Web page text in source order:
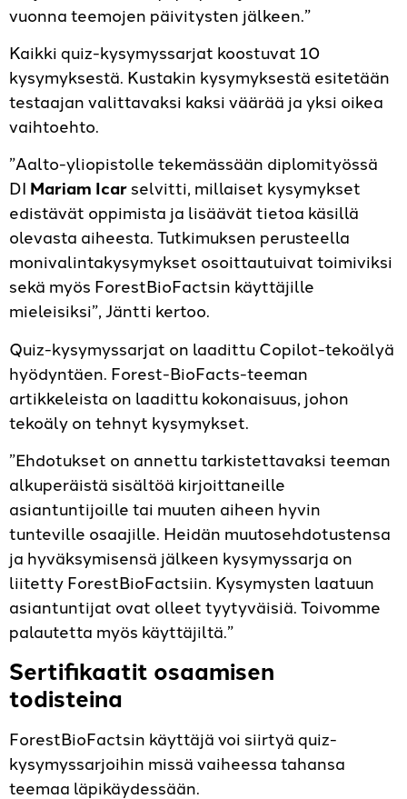
vuonna teemojen päivitysten jälkeen.”
Kaikki quiz-kysymyssarjat koostuvat 10
kysymyksestä. Kustakin kysymyksestä esitetään
testaajan valittavaksi kaksi väärää ja yksi oikea
vaihtoehto.
”Aalto-yliopistolle tekemässään diplomityössä
DI Mariam Icarselvitti, millaiset kysymykset
edistävät oppimista ja lisäävät tietoa käsillä
olevasta aiheesta. Tutkimuksen perusteella
monivalintakysymykset osoittautuivat toimiviksi
sekä myös ForestBioFactsin käyttäjille
mieleisiksi”, Jäntti kertoo.
Quiz-kysymyssarjat on laadittu Copilot-tekoälyä
hyödyntäen. Forest-BioFacts-teeman
artikkeleista on laadittu kokonaisuus, johon
tekoäly on tehnyt kysymykset.
”Ehdotukset on annettu tarkistettavaksi teeman
alkuperäistä sisältöä kirjoittaneille
asiantuntijoille tai muuten aiheen hyvin
tunteville osaajille. Heidän muutosehdotustensa
ja hyväksymisensä jälkeen kysymyssarja on
liitetty ForestBioFactsiin. Kysymysten laatuun
asiantuntijat ovat olleet tyytyväisiä. Toivomme
palautetta myös käyttäjiltä.”
Sertifikaatit osaamisen
todisteina
ForestBioFactsin käyttäjä voi siirtyä quiz-
kysymyssarjoihin missä vaiheessa tahansa
teemaa läpikäydessään.